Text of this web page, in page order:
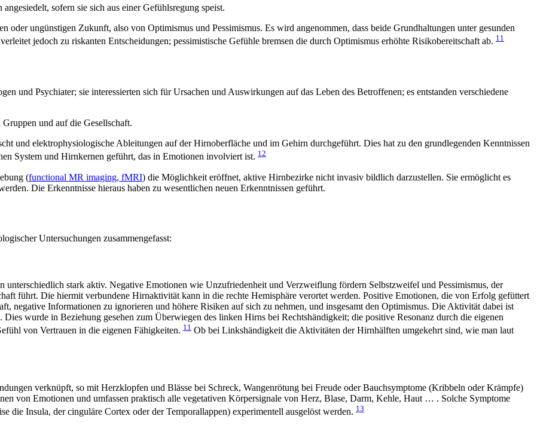
sofern sie sich aus einer Gefühlsregung speist.
oder ungünstigen Zukunft, also von Optimismus und Pessimismus. Es wird angenommen, dass beide Grundhaltungen unter gesunden
jedoch zu riskanten Entscheidungen; pessimistische Gefühle bremsen die durch Optimismus erhöhte Risikobereitschaft ab. 11
und Psychiater; sie interessierten sich für Ursachen und Auswirkungen auf das Leben des Betroffenen; es entstanden verschiedene
und auf die Gesellschaft.
und elektrophysiologische Ableitungen auf der Hirnoberfläche und im Gehirn durchgeführt. Dies hat zu den grundlegenden Kenntnissen
System und Hirnkernen geführt, das in Emotionen involviert ist. 12
(functional MR imaging, fMRI) die Möglichkeit eröffnet, aktive Hirnbezirke nicht invasiv bildlich darzustellen. Sie ermöglicht es
Die Erkenntnisse hieraus haben zu wesentlichen neuen Erkenntnissen geführt.
Untersuchungen zusammengefasst:
stark aktiv. Negative Emotionen wie Unzufriedenheit und Verzweiflung fördern Selbstzweifel und Pessimismus, der
führt. Die hiermit verbundene Hirnaktivität kann in die rechte Hemisphäre verortet werden. Positive Emotionen, die von Erfolg gefüttert
negative Informationen zu ignorieren und höhere Risiken auf sich zu nehmen, und insgesamt den Optimismus. Die Aktivität dabei ist
wurde in Beziehung gesehen zum Überwiegen des linken Hirns bei Rechtshändigkeit; die positive Resonanz durch die eigenen
von Vertrauen in die eigenen Fähigkeiten. 11 Ob bei Linkshändigkeit die Aktivitäten der Hirnhälften umgekehrt sind, wie man laut
verknüpft, so mit Herzklopfen und Blässe bei Schreck, Wangenrötung bei Freude oder Bauchsymptome (Kribbeln oder Krämpfe)
von Emotionen und umfassen praktisch alle vegetativen Körpersignale von Herz, Blase, Darm, Kehle, Haut … . Solche Symptome
die Insula, der cinguläre Cortex oder der Temporallappen) experimentell ausgelöst werden. 13